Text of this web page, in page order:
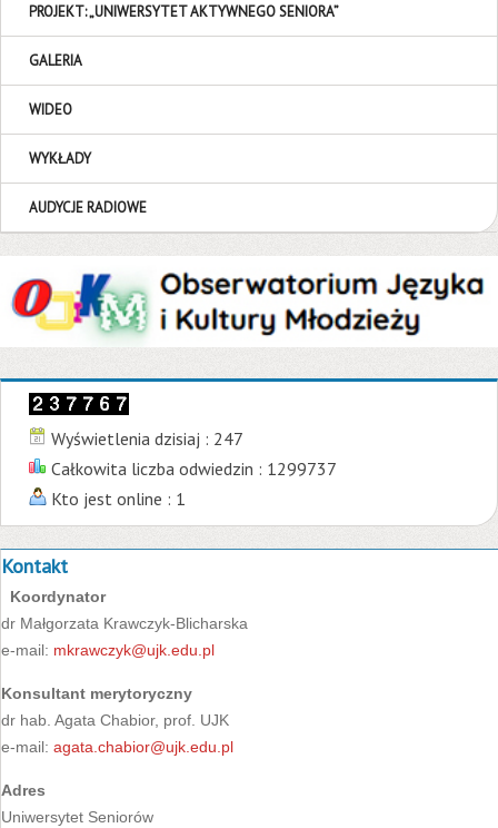
PROJEKT: „UNIWERSYTET AKTYWNEGO SENIORA”
GALERIA
WIDEO
WYKŁADY
AUDYCJE RADIOWE
Wyświetlenia dzisiaj : 247
Całkowita liczba odwiedzin : 1299737
Kto jest online : 1
Kontakt
Koordynator
dr Małgorzata Krawczyk-Blicharska
e-mail: mkrawczyk@ujk.edu.pl
Konsultant merytoryczny
dr hab. Agata Chabior, prof. UJK
e-mail: agata.chabior@ujk.edu.pl
Adres
Uniwersytet Seniorów